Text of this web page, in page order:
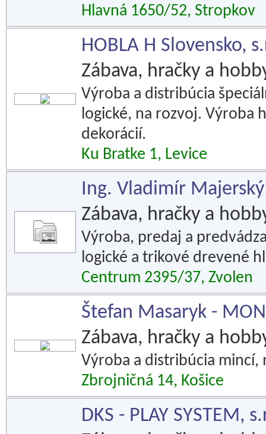
Hlavná 1650/52, Stropkov
HOBLA H Slovensko,
Zábava, hračky a
Výroba a distribúcia
logické, na rozvoj. Výroba
dekorácií.
Ku Bratke 1, Levice
Ing. Vladimír Majerský
Zábava, hračky a
Výroba, predaj a
logické a trikové drevené
Centrum 2395/37, Zvolen
Štefan Masaryk -
Zábava, hračky a
Výroba a distribúcia mincí,
Zbrojničná 14, Košice
DKS - PLAY SYSTEM,